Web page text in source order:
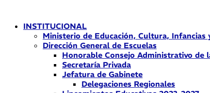
contenidoINSTITUCIONAL
Ministerio de Educación, Cultura, Infancias
Dirección General de Escuelas
Honorable Consejo Administrativo de
Secretaría Privada
Jefatura de Gabinete
Delegaciones Regionales